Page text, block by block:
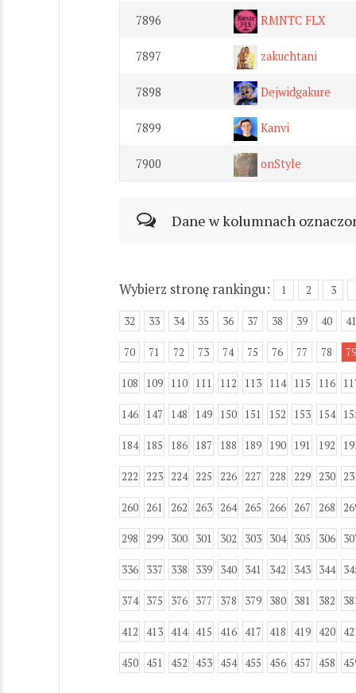
7896 RMNTC FLX
7897 zakuchtani
7898 Dejwidgakure
7899 Kanvi
7900 onStyle
Dane w kolumnach
Wybierz stronę rankingu: 1 2 3
32 33 34 35 36 37 38 39 40 41
70 71 72 73 74 75 76 77 78 79
108 109 110 111 112 113 114 115 116
146 147 148 149 150 151 152 153 154
184 185 186 187 188 189 190 191 192
222 223 224 225 226 227 228 229 230
260 261 262 263 264 265 266 267 268
298 299 300 301 302 303 304 305 306
336 337 338 339 340 341 342 343 344
374 375 376 377 378 379 380 381 382
412 413 414 415 416 417 418 419 420
450 451 452 453 454 455 456 457 458